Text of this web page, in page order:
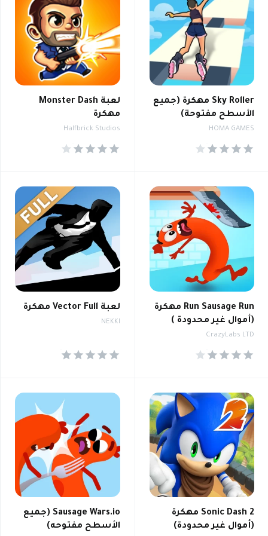
Sky Roller مهكرة (جميع
الأسطح مفتوحة)
HOMA GAMES
لعبة Monster Dash
مهكرة
Halfbrick Studios
Run Sausage Run مهكرة
(أموال غير محدودة )
CrazyLabs LTD
لعبة Vector Full مهكرة
NEKKI
2 Sonic Dash مهكرة
(أموال غير محدودة)
Sausage Wars.io (جميع
الأسطح مفتوحه)